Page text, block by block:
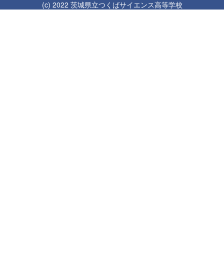
(c) 2022 茨城県立つくばサイエンス高等学校